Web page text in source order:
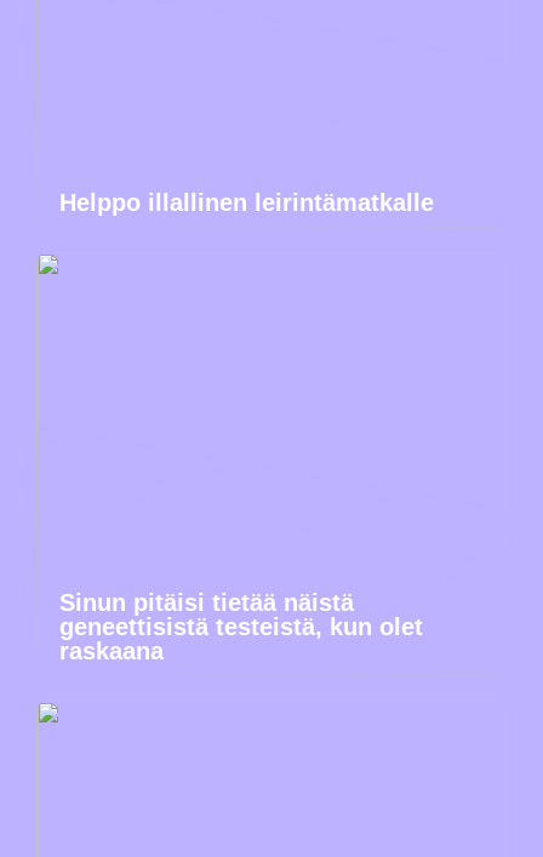
Helppo illallinen leirintämatkalle
Sinun pitäisi tietää näistä
geneettisistä testeistä, kun olet
raskaana